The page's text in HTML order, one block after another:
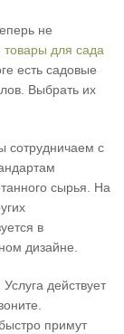
не
товары для сада
есть садовые
Выбрать их
сотрудничаем с
сырья. На
в
дизайне.
действует
примут